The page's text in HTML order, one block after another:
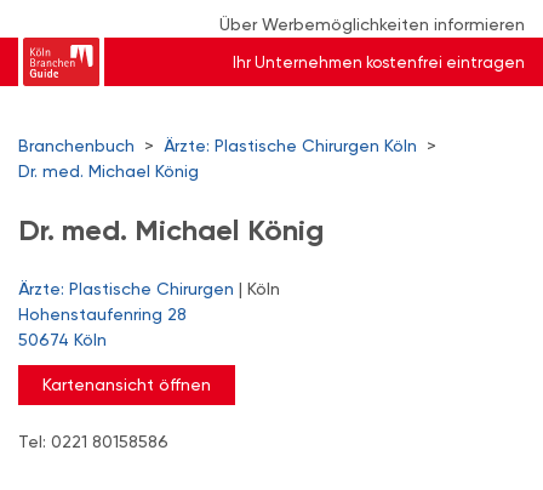
Über Werbemöglichkeiten informieren
Ihr Unternehmen kostenfrei eintragen
Branchenbuch > Ärzte: Plastische Chirurgen Köln
>
Dr. med. Michael König
Dr. med. Michael König
Ärzte: Plastische Chirurgen | Köln
Hohenstaufenring 28
50674 Köln
Kartenansicht öffnen
Tel: 0221 80158586